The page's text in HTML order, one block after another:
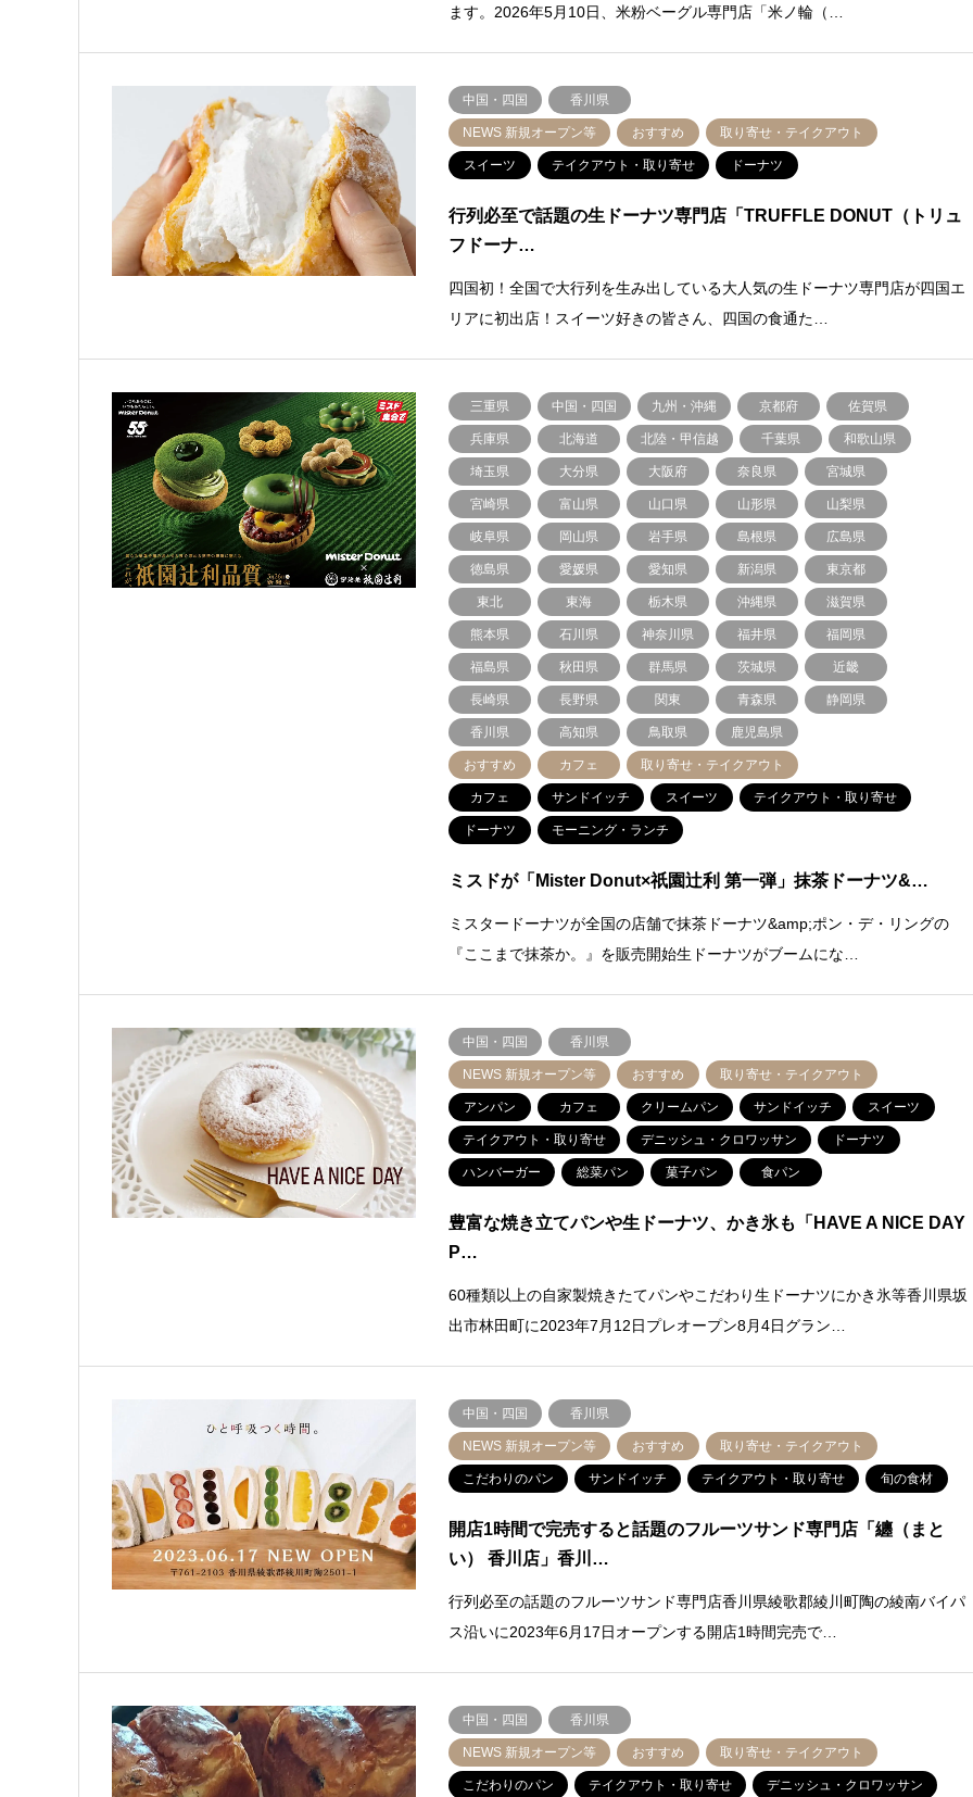
ます。2026年5月10日、米粉ベーグル専門店「米ノ輪（…
中国・四国 香川県
NEWS 新規オープン等 おすすめ 取り寄せ・テイクアウト
スイーツ テイクアウト・取り寄せ ドーナツ
行列必至で話題の生ドーナツ専門店「TRUFFLE DONUT（トリュ
フドーナ…
四国初！全国で大行列を生み出している大人気の生ドーナツ専門店が四国エ
リアに初出店！スイーツ好きの皆さん、四国の食通た…
三重県 中国・四国 九州・沖縄 京都府 佐賀県
兵庫県 北海道 北陸・甲信越 千葉県 和歌山県
埼玉県 大分県 大阪府 奈良県 宮城県
宮崎県 富山県 山口県 山形県 山梨県
岐阜県 岡山県 岩手県 島根県 広島県
徳島県 愛媛県 愛知県 新潟県 東京都
東北 東海 栃木県 沖縄県 滋賀県
熊本県 石川県 神奈川県 福井県 福岡県
福島県 秋田県 群馬県 茨城県 近畿
長崎県 長野県 関東 青森県 静岡県
香川県 高知県 鳥取県 鹿児島県
おすすめ カフェ 取り寄せ・テイクアウト
カフェ サンドイッチ スイーツ テイクアウト・取り寄せ
ドーナツ モーニング・ランチ
ミスドが「Mister Donut×祇園辻利 第一弾」抹茶ドーナツ&…
ミスタードーナツが全国の店舗で抹茶ドーナツ&amp;ポン・デ・リングの
『ここまで抹茶か。』を販売開始生ドーナツがブームにな…
中国・四国 香川県
NEWS 新規オープン等 おすすめ 取り寄せ・テイクアウト
アンパン カフェ クリームパン サンドイッチ スイーツ
テイクアウト・取り寄せ デニッシュ・クロワッサン ドーナツ
ハンバーガー 総菜パン 菓子パン 食パン
豊富な焼き立てパンや生ドーナツ、かき氷も「HAVE A NICE DAY
P…
60種類以上の自家製焼きたてパンやこだわり生ドーナツにかき氷等香川県坂
出市林田町に2023年7月12日プレオープン8月4日グラン…
中国・四国 香川県
NEWS 新規オープン等 おすすめ 取り寄せ・テイクアウト
こだわりのパン サンドイッチ テイクアウト・取り寄せ 旬の食材
開店1時間で完売すると話題のフルーツサンド専門店「纏（まと
い） 香川店」香川…
行列必至の話題のフルーツサンド専門店香川県綾歌郡綾川町陶の綾南バイパ
ス沿いに2023年6月17日オープンする開店1時間完売で…
中国・四国 香川県
NEWS 新規オープン等 おすすめ 取り寄せ・テイクアウト
こだわりのパン テイクアウト・取り寄せ デニッシュ・クロワッサン